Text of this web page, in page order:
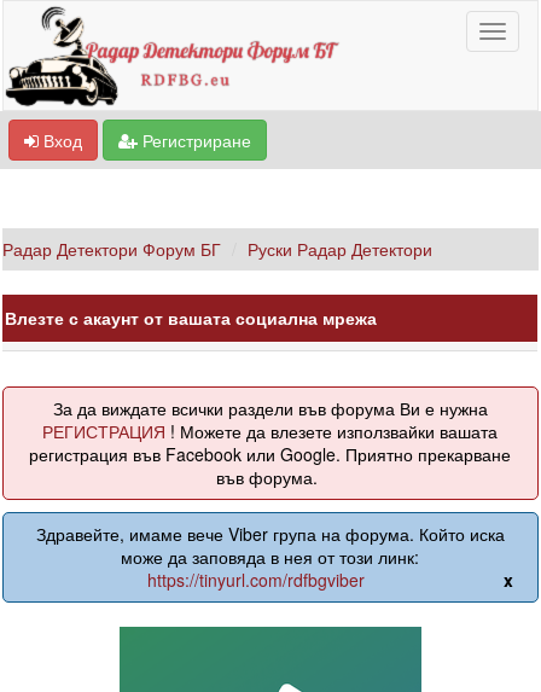
Вход Регистриране
Радар Детектори Форум БГ Руски Радар Детектори
Влезте с акаунт от вашата социална мрежа
За да виждате всички раздели във форума Ви е нужна
РЕГИСТРАЦИЯ ! Можете да влезете използвайки вашата
регистрация във Facebook или Google. Приятно прекарване
във форума.
Здравейте, имаме вече Viber група на форума. Който иска
може да заповяда в нея от този линк:
https://tinyurl.com/rdfbgviber
x